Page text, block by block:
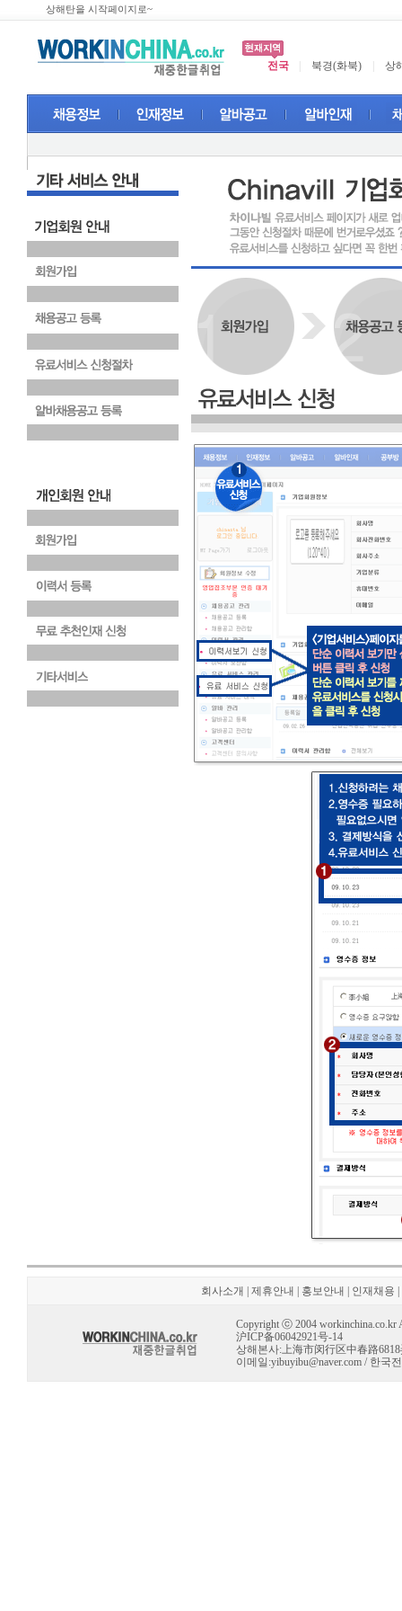
상해탄을 시작페이지로~
전국 북경(화북) 상
회사소개 제휴안내 홍보안내 인재채용
Copyright ⓒ 2004 workinchina.co.kr
沪ICP备06042921号-14
상해본사:上海市闵行区中春路6818
이메일:yibuyibu@naver.com/ 한국전